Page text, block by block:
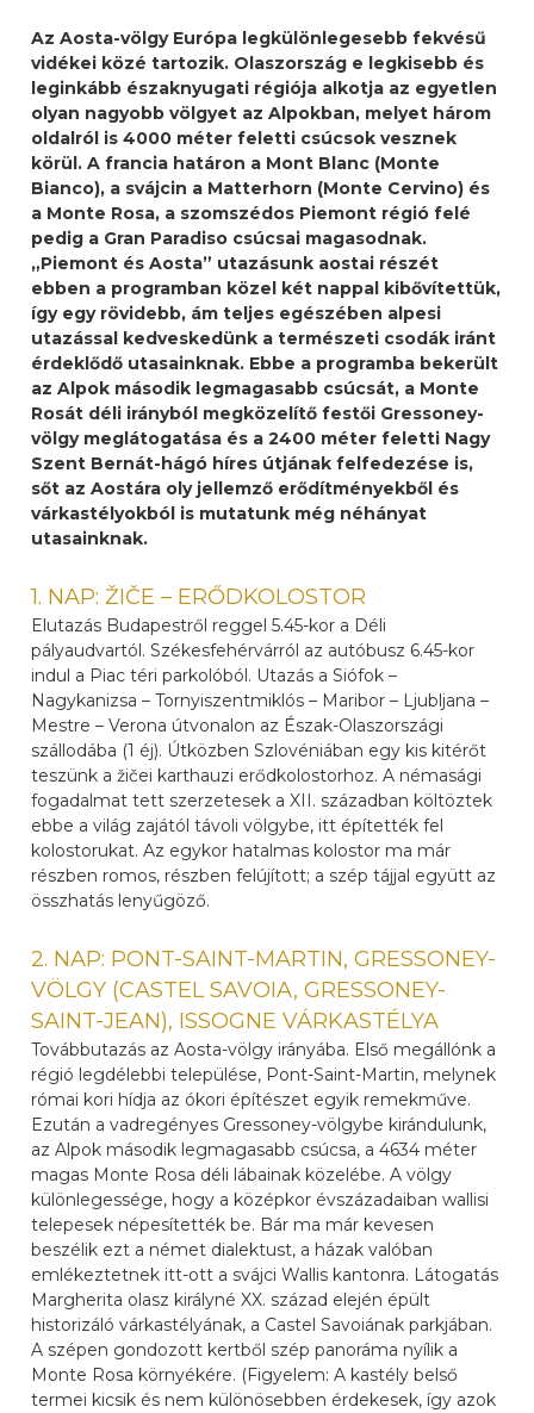
Az Aosta-völgy Európa legkülönlegesebb fekvésű
vidékei közé tartozik. Olaszország e legkisebb és
leginkább északnyugati régiója alkotja az egyetlen
olyan nagyobb völgyet az Alpokban, melyet három
oldalról is 4000 méter feletti csúcsok vesznek
körül. A francia határon a Mont Blanc (Monte
Bianco), a svájcin a Matterhorn (Monte Cervino) és
a Monte Rosa, a szomszédos Piemont régió felé
pedig a Gran Paradiso csúcsai magasodnak.
„Piemont és Aosta” utazásunk aostai részét
ebben a programban közel két nappal kibővítettük,
így egy rövidebb, ám teljes egészében alpesi
utazással kedveskedünk a természeti csodák iránt
érdeklődő utasainknak. Ebbe a programba bekerült
az Alpok második legmagasabb csúcsát, a Monte
Rosát déli irányból megközelítő festői Gressoney-
völgy meglátogatása és a 2400 méter feletti Nagy
Szent Bernát-hágó híres útjának felfedezése is,
sőt az Aostára oly jellemző erődítményekből és
várkastélyokból is mutatunk még néhányat
utasainknak.
1. NAP: ŽIČE – ERŐDKOLOSTOR
Elutazás Budapestről reggel 5.45-kor a Déli
pályaudvartól. Székesfehérvárról az autóbusz 6.45-kor
indul a Piac téri parkolóból. Utazás a Siófok –
Nagykanizsa – Tornyiszentmiklós – Maribor – Ljubljana –
Mestre – Verona útvonalon az Észak-Olaszországi
szállodába (1 éj). Útközben Szlovéniában egy kis kitérőt
teszünk a žičei karthauzi erődkolostorhoz. A némasági
fogadalmat tett szerzetesek a XII. században költöztek
ebbe a világ zajától távoli völgybe, itt építették fel
kolostorukat. Az egykor hatalmas kolostor ma már
részben romos, részben felújított; a szép tájjal együtt az
összhatás lenyűgöző.
2. NAP: PONT-SAINT-MARTIN, GRESSONEY-
VÖLGY (CASTEL SAVOIA, GRESSONEY-
SAINT-JEAN), ISSOGNE VÁRKASTÉLYA
Továbbutazás az Aosta-völgy irányába. Első megállónk a
régió legdélebbi települése, Pont-Saint-Martin, melynek
római kori hídja az ókori építészet egyik remekműve.
Ezután a vadregényes Gressoney-völgybe kirándulunk,
az Alpok második legmagasabb csúcsa, a 4634 méter
magas Monte Rosa déli lábainak közelébe. A völgy
különlegessége, hogy a középkor évszázadaiban wallisi
telepesek népesítették be. Bár ma már kevesen
beszélik ezt a német dialektust, a házak valóban
emlékeztetnek itt-ott a svájci Wallis kantonra. Látogatás
Margherita olasz királyné XX. század elején épült
historizáló várkastélyának, a Castel Savoiának parkjában.
A szépen gondozott kertből szép panoráma nyílik a
Monte Rosa környékére. (Figyelem: A kastély belső
termei kicsik és nem különösebben érdekesek, így azok